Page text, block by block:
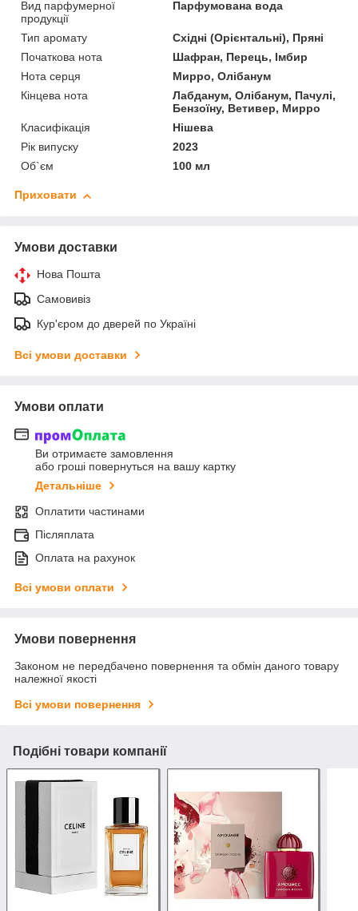
Вид парфумерної
продукції
Парфумована вода
Тип аромату
Східні (Орієнтальні), Пряні
Початкова нота
Шафран, Перець, Імбир
Нота серця
Мирро, Олібанум
Кінцева нота
Лабданум, Олібанум, Пачулі,
Бензоїну, Ветивер, Мирро
Класифікація
Нішева
Рік випуску
2023
Об`єм
100 мл
Приховати
Умови доставки
Нова Пошта
Самовивіз
Кур'єром до дверей по Україні
Всі умови доставки
Умови оплати
Ви отримаєте замовлення
або гроші повернуться на вашу картку
Детальніше
Оплатити частинами
Післяплата
Оплата на рахунок
Всі умови оплати
Умови повернення
Законом не передбачено повернення та обмін даного товару
належної якості
Всі умови повернення
Подібні товари компанії